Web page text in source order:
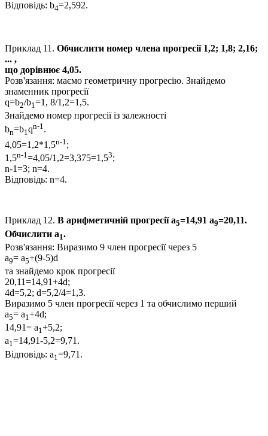
Відповідь: b4=2,592.
Приклад 11. Обчислити номер члена прогресії 1,2; 1,8; 2,16;
... ,
що дорівнює 4,05.
Розв'язання: маємо геометричну прогресію. Знайдемо
знаменник прогресії
q=b2/b1=1, 8/1,2=1,5.
Знайдемо номер прогресії із залежності
bn=b1 qn-1 .
4,05=1,2*1,5n-1 ;
1,5n-1=4,05/1,2=3,375=1,53;
n-1=3; n=4.
Відповідь: n=4.
Приклад 12. В арифметичній прогресіїa5=14,91 a9=20,11.
Обчислити a1.
Розв'язання: Виразимо 9 член прогресії через 5
a9= a5+(9-5)d
та знайдемо крок прогресії
20,11=14,91+4d;
4d=5,2; d=5,2/4=1,3.
Виразимо 5 член прогресії через 1 та обчислимо перший
a5= a1+4d;
14,91= a1+5,2;
a1=14,91-5,2=9,71.
Відповідь: a1 =9,71.